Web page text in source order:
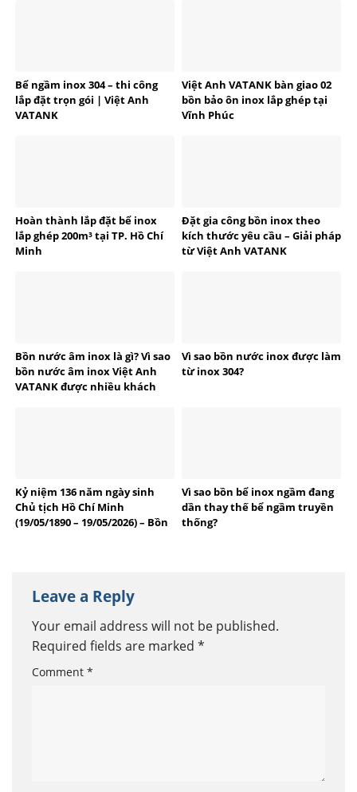
Bể ngầm inox 304 – thi công
lắp đặt trọn gói | Việt Anh
VATANK
Việt Anh VATANK bàn giao 02
bồn bảo ôn inox lắp ghép tại
Vĩnh Phúc
Hoàn thành lắp đặt bể inox
lắp ghép 200m³ tại TP. Hồ Chí
Minh
Đặt gia công bồn inox theo
kích thước yêu cầu – Giải pháp
từ Việt Anh VATANK
Bồn nước âm inox là gì? Vì sao
bồn nước âm inox Việt Anh
VATANK được nhiều khách
Vì sao bồn nước inox được làm
từ inox 304?
Kỷ niệm 136 năm ngày sinh
Chủ tịch Hồ Chí Minh
(19/05/1890 – 19/05/2026) – Bồn
Vì sao bồn bể inox ngầm đang
dần thay thế bể ngầm truyền
thống?
Leave a Reply
Your email address will not be published.
Required fields are marked *
Comment *